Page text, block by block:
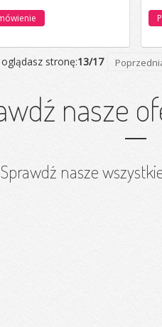
stronę:13/17
nasze
Sprawdź nasze